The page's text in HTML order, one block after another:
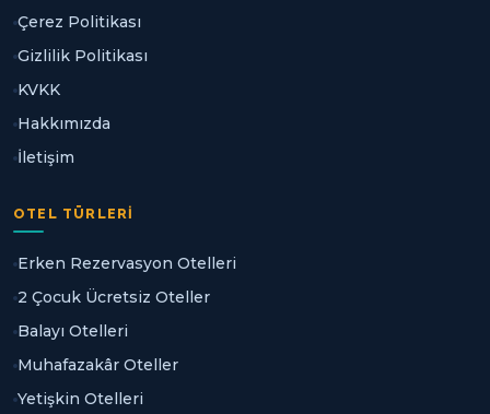
Çerez Politikası
Gizlilik Politikası
KVKK
Hakkımızda
İletişim
OTEL TÜRLERI
Erken Rezervasyon Otelleri
2 Çocuk Ücretsiz Oteller
Balayı Otelleri
Muhafazakâr Oteller
Yetişkin Otelleri